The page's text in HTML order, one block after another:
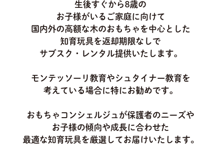
生後すぐから8歳の
お子様がいるご家庭に向けて
国内外の高額な木のおもちゃを中心とした
知育玩具を返却期限なしで
サブスク・レンタル提供いたします。
モンテッソーリ教育やシュタイナー教育を
考えている場合に特にお勧めです。
おもちゃコンシェルジュが保護者のニーズや
お子様の傾向や成長に合わせた
最適な知育玩具を厳選してお届けいたします。